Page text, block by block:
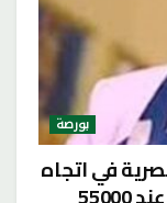
بورصة
في اتجاه